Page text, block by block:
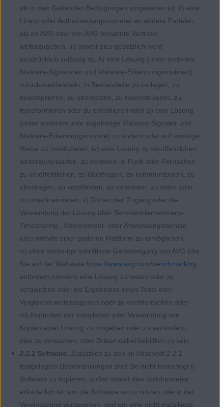
als in den Geltenden Bedingungen vorgesehen ist, ii) eine
Lizenz oder Authorisierungsnummer an andere Parteien
als an AVG oder von AVG benannte Vertreter
weiterzugeben, iii) soweit dies gesetzlich nicht
ausdrücklich zulässig ist, A) eine Lösung (unter anderem
Malware-Signaturen und Malware-Erkennungsroutinen)
zurückzuentwickeln, in Bestandteile zu zerlegen, zu
dekompilieren, zu übersetzen, zu rekonstruieren, zu
transformieren oder zu extrahieren oder B) eine Lösung
(unter anderem jede zugehörige Malware-Signatur und
Malware-Erkennungsroutine) zu ändern oder auf sonstige
Weise zu modifizieren, iv) eine Lösung zu veröffentlichen,
weiterzuverkaufen, zu verteilen, in Funk oder Fernsehen
zu veröffentlichen, zu übertragen, zu kommunizieren, zu
übertragen, zu verpfänden, zu vermieten, zu teilen oder
zu unterlizenzieren, v) Dritten den Zugang oder die
Verwendung der Lösung über Serviceunternehmens-,
Timesharing-, Abonnement- oder Anwendungsdienste
oder mithilfe einer anderen Plattform zu ermöglichen,
vi) ohne vorherige schriftliche Genehmigung von AVG (die
Sie auf der Webseite https://www.avg.com/benchmarking
anfordern können) eine Lösung zu testen oder zu
vergleichen oder die Ergebnisse eines Tests oder
Vergleichs weiterzugeben oder zu veröffentlichen oder
vii) Kontrollen der Installation oder Verwendung von
Kopien einer Lösung zu umgehen oder zu verhindern,
dies zu versuchen, oder Dritten dabei behilflich zu sein.
2.2.2 Software. Zusätzlich zu den im Abschnitt 2.2.1
festgelegten Beschränkungen sind Sie nicht berechtigt i)
Software zu kopieren, außer soweit dies üblicherweise
erforderlich ist, um die Software so zu nutzen, wie in der
Vereinbarung vorgesehen, und um eine nicht installierte